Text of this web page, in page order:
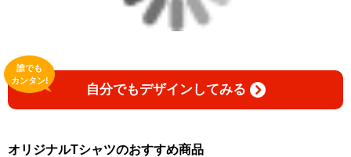
自分でもデザインしてみる
誰でも
カンタン!
オリジナルTシャツのおすすめ商品